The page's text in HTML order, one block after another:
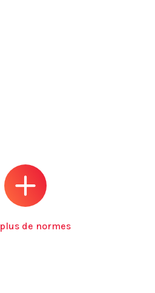
de normes